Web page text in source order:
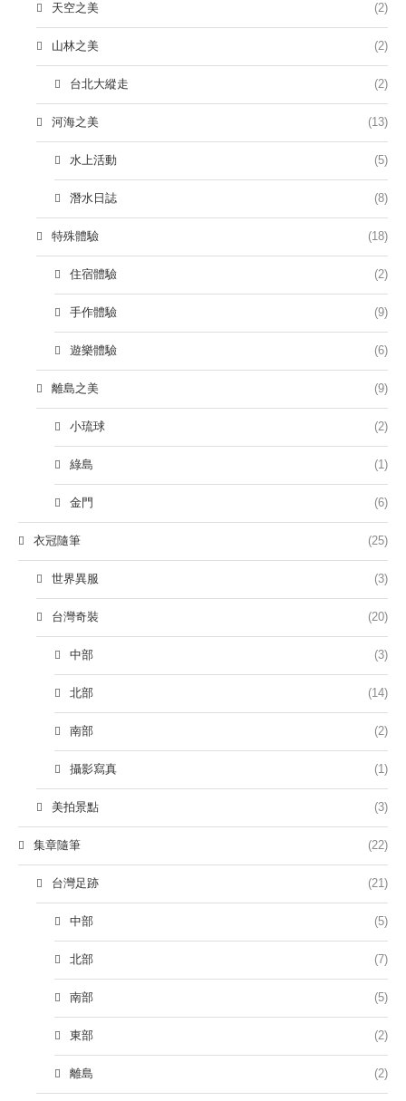
天空之美 (2)
山林之美 (2)
台北大縱走 (2)
河海之美 (13)
水上活動 (5)
潛水日誌 (8)
特殊體驗 (18)
住宿體驗 (2)
手作體驗 (9)
遊樂體驗 (6)
離島之美 (9)
小琉球 (2)
綠島 (1)
金門 (6)
衣冠隨筆 (25)
世界異服 (3)
台灣奇裝 (20)
中部 (3)
北部 (14)
南部 (2)
攝影寫真 (1)
美拍景點 (3)
集章隨筆 (22)
台灣足跡 (21)
中部 (5)
北部 (7)
南部 (5)
東部 (2)
離島 (2)